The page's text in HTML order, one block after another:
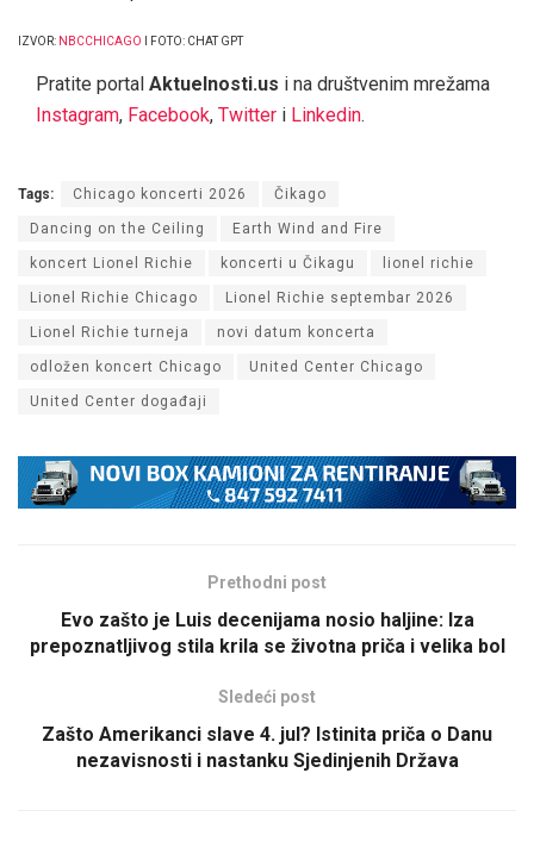
IZVOR: NBCCHICAGO I FOTO: CHAT GPT
Pratite portal Aktuelnosti.us i na društvenim mrežama
Instagram, Facebook, Twitter i Linkedin.
Tags: Chicago koncerti 2026 Čikago
Dancing on the Ceiling Earth Wind and Fire
koncert Lionel Richie koncerti u Čikagu lionel richie
Lionel Richie Chicago Lionel Richie septembar 2026
Lionel Richie turneja novi datum koncerta
odložen koncert Chicago United Center Chicago
United Center događaji
Prethodni post
Evo zašto je Luis decenijama nosio haljine: Iza
prepoznatljivog stila krila se životna priča i velika bol
Sledeći post
Zašto Amerikanci slave 4. jul? Istinita priča o Danu
nezavisnosti i nastanku Sjedinjenih Država